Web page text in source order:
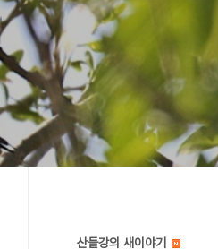
산들강의 새이야기